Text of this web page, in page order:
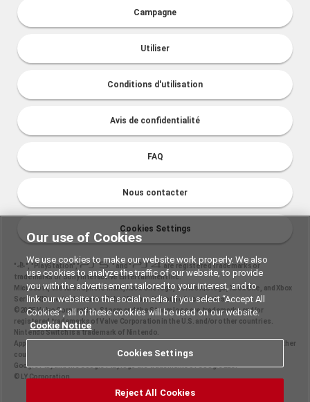
Campagne
Utiliser
Conditions d'utilisation
Avis de confidentialité
FAQ
Nous contacter
Cookies Settings
" ", "PlayStation"," " and "
are registered trademarks or
trademarks of Sony Interactive Entertainment Inc.
Microsoft, the Xbox Sphere mark, Xbox One logo, Series X|S logo, Xbox One, and Xbox
Series X|S are trademarks of the Microsoft group of companies.
©2025 Valve Corporation. Steam and the Steam logo are trademarks and/or
registered trademarks of Valve Corporation in the U.S. and/or other countries.
Nintendo Switch is a trademark of Nintendo.
Apple and the Apple logo are trademarks of Apple Inc., registered in the U.S. and other
countries. App Store is a service mark of Apple Inc.
Google Play and the Google Play logo are trademarks of Google LLC.
© LY Corporation
Our use of Cookies
We use cookies to make our website work properly. We also
use cookies to analyze the traffic of our website, to provide
you with the advertisement tailored to your interest, and to
link our website to the social media. If you select “Accept All
Cookies”, all of these cookies will be used on our website.
Cookie Notice
Cookies Settings
Reject All Cookies